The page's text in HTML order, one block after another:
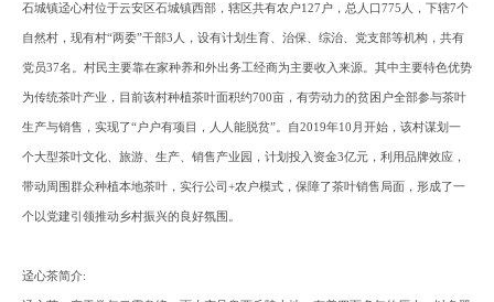
石城镇迳心村位于云安区石城镇西部，辖区共有农户127户，总人口775人，下辖7个
自然村，现有村“两委”干部3人，设有计划生育、治保、综治、党支部等机构，共有
党员37名。村民主要靠在家种养和外出务工经商为主要收入来源。其中主要特色优势
为传统茶叶产业，目前该村种植茶叶面积约700亩，有劳动力的贫困户全部参与茶叶
生产与销售，实现了“户户有项目，人人能脱贫”。自2019年10月开始，该村谋划一
个大型茶叶文化、旅游、生产、销售产业园，计划投入资金3亿元，利用品牌效应，
带动周围群众种植本地茶叶，实行公司+农户模式，保障了茶叶销售局面，形成了一
个以党建引领推动乡村振兴的良好氛围。
迳心茶简介: